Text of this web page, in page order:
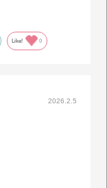
Like! 0
2026.2.5